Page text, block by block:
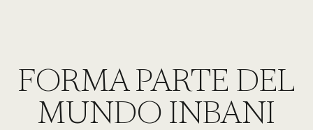
FORMA PARTE DEL
MUNDO INBANI